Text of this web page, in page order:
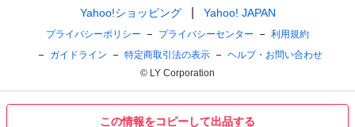
この情報をコピーして出品する
Yahoo!ショッピング
Yahoo! JAPAN
プライバシーポリシー プライバシーセンター
利用規約
ガイドライン
特定商取引法の表示
ヘルプ・お問い合わせ
© LY Corporation